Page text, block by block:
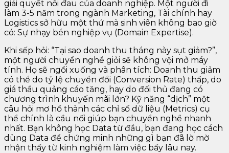
giải quyết nỗi đau của doanh nghiệp. Một người đi
làm 3-5 năm trong ngành Marketing, Tài chính hay
Logistics sở hữu một thứ mà sinh viên không bao giờ
có: Sự nhạy bén nghiệp vụ (Domain Expertise).
Khi sếp hỏi: “Tại sao doanh thu tháng này sụt giảm?”,
một người chuyển nghề giỏi sẽ không vội mở máy
tính. Họ sẽ ngồi xuống và phân tích: Doanh thu giảm
có thể do tỷ lệ chuyển đổi (Conversion Rate) thấp, do
giá thầu quảng cáo tăng, hay do đối thủ đang có
chương trình khuyến mãi lớn? Kỹ năng “dịch” một
câu hỏi mơ hồ thành các chỉ số dữ liệu (Metrics) cụ
thể chính là cầu nối giúp bạn chuyển nghề nhanh
nhất. Bạn không học Data từ đầu, bạn đang học cách
dùng Data để chứng minh những gì bạn đã lờ mờ
nhận thấy từ kinh nghiệm làm việc bấy lâu nay.